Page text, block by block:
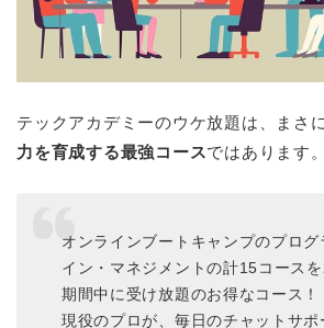
テックアカデミーのウケ放題は、まさに
力を育成する最強コースではあります。
オンラインブートキャンプのプロ
イン・マネジメントの計15コース
期間中に受け放題のお得なコース！
現役のプロが、毎日のチャットサポ